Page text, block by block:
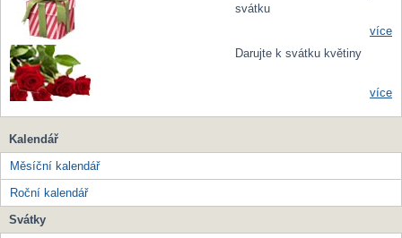
svátku
více
Darujte k svátku květiny
více
Kalendář
Měsíční kalendář
Roční kalendář
Svátky